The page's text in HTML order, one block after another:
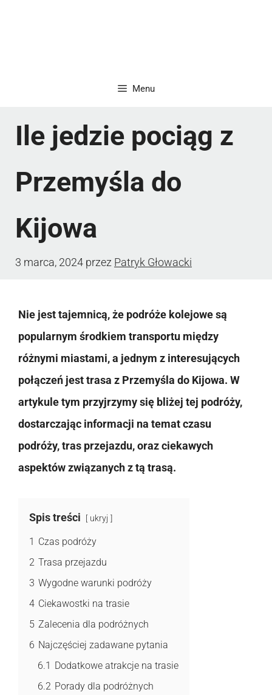
Menu
Ile jedzie pociąg z
Przemyśla do
Kijowa
3 marca, 2024 przez Patryk Głowacki
Nie jest tajemnicą, że podróże kolejowe są
popularnym środkiem transportu między
różnymi miastami, a jednym z interesujących
połączeń jest trasa z Przemyśla do Kijowa. W
artykule tym przyjrzymy się bliżej tej podróży,
dostarczając informacji na temat czasu
podróży, tras przejazdu, oraz ciekawych
aspektów związanych z tą trasą.
Spis treści ukryj
1 Czas podróży
2 Trasa przejazdu
3 Wygodne warunki podróży
4 Ciekawostki na trasie
5 Zalecenia dla podróżnych
6 Najczęściej zadawane pytania
6.1 Dodatkowe atrakcje na trasie
6.2 Porady dla podróżnych